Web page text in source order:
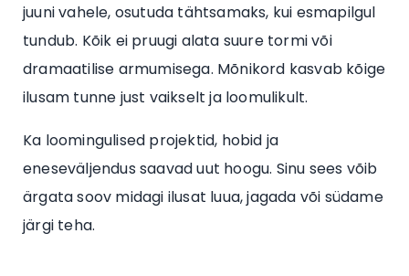
juuni vahele, osutuda tähtsamaks, kui esmapilgul
tundub. Kõik ei pruugi alata suure tormi või
dramaatilise armumisega. Mõnikord kasvab kõige
ilusam tunne just vaikselt ja loomulikult.
Ka loomingulised projektid, hobid ja
eneseväljendus saavad uut hoogu. Sinu sees võib
ärgata soov midagi ilusat luua, jagada või südame
järgi teha.